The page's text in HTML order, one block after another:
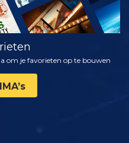
om je favorieten op te bouwen